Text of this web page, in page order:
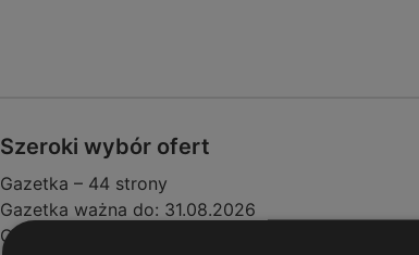
Szeroki wybór ofert
Gazetka – 44 strony
Gazetka ważna do: 31.08.2026
Odległość: